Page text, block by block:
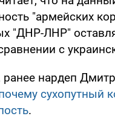
"армейских
"ДНР-ЛНР"
с
нардеп
сухопутный
.